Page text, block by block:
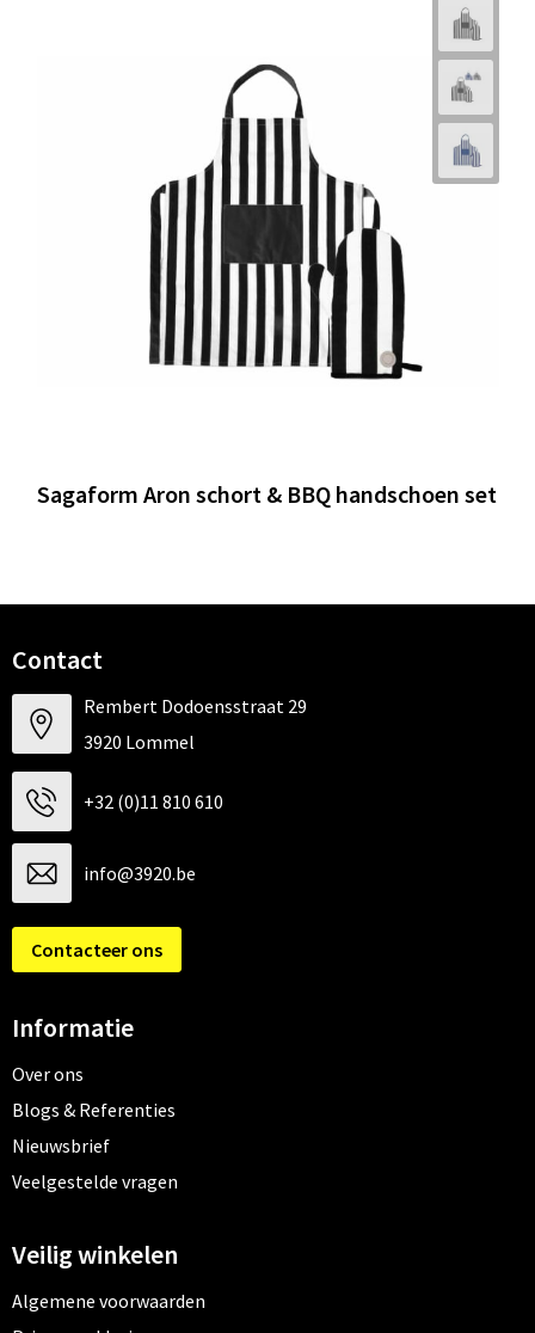
Sagaform Aron schort & BBQ handschoen set
Contact
Rembert Dodoensstraat 29
3920 Lommel
+32 (0)11 810 610
info@3920.be
Contacteer ons
Informatie
Over ons
Blogs & Referenties
Nieuwsbrief
Veelgestelde vragen
Veilig winkelen
Algemene voorwaarden